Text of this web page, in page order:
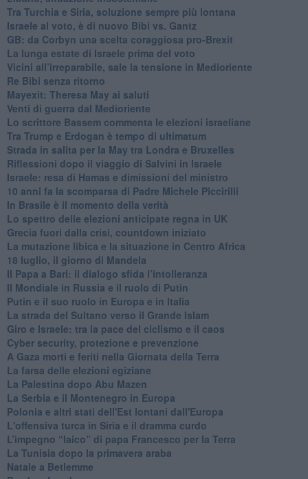
Tra Turchia e Siria, soluzione sempre più lontana
Israele al voto, è di nuovo Bibi vs. Gantz
GB: da Corbyn una scelta coraggiosa pro-Brexit
La lunga estate di Israele prima del voto
Vicini all’irreparabile, sale la tensione in Medioriente
Re Bibi senza ritorno
Mayexit: Theresa May ai saluti
Venti di guerra dal Medioriente
Lo scrittore Bassem commenta le elezioni israeliane
Tra Trump e Erdogan è tempo di ultimatum
Strada in salita per la May tra Londra e Bruxelles
Riflessioni dopo il viaggio di Salvini in Israele
Israele: resa di Hamas e dimissioni del ministro
10 anni fa la scomparsa di Padre Michele Piccirilli
In Brasile è il momento della verità
Lo spettro delle elezioni anticipate regna in UK
Grecia fuori dalla crisi, countdown iniziato
La mutazione libica e la situazione in Centro Africa
18 luglio, il giorno di Mandela
Il Papa a Bari: il dialogo sfida l’intolleranza
Il Mondiale in Russia e il ruolo di Putin
Putin e il suo ruolo in Europa e in Italia
La strada del Sultano verso il Grande Islam
Giro e Israele: tra la pace del ciclismo e il caos
Cyber security, protezione e prevenzione
A Gaza morti e feriti nella Giornata della Terra
La farsa delle elezioni egiziane
La Palestina dopo Abu Mazen
La Serbia e il Montenegro in Europa
Polonia e altri stati dell'Est lontani dall'Europa
L'offensiva turca in Siria e il dramma curdo
L’impegno “laico” di papa Francesco per la Terra
La Tunisia dopo la primavera araba
Natale a Betlemme